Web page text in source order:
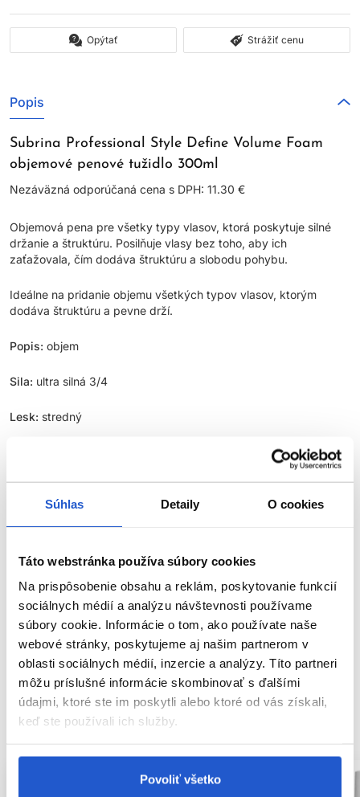
Súhlas Detaily O cookies
Táto webstránka používa súbory cookies
Na prispôsobenie obsahu a reklám, poskytovanie funkcií
sociálnych médií a analýzu návštevnosti používame
súbory cookie. Informácie o tom, ako používate naše
webové stránky, poskytujeme aj našim partnerom v
oblasti sociálnych médií, inzercie a analýzy. Títo partneri
môžu príslušné informácie skombinovať s ďalšími
údajmi, ktoré ste im poskytli alebo ktoré od vás získali,
keď ste používali ich služby.
Povoliť všetko
Opýtať Strážiť cenu
Popis
Subrina Professional Style Define Volume Foam
objemové penové tužidlo 300ml
Nezáväzná odporúčaná cena s DPH: 11.30 €
Objemová pena pre všetky typy vlasov, ktorá poskytuje silné
držanie a štruktúru. Posilňuje vlasy bez toho, aby ich
zaťažovala, čím dodáva štruktúru a slobodu pohybu.
Ideálne na pridanie objemu všetkých typov vlasov, ktorým
dodáva štruktúru a pevne drží.
Popis: objem
Sila: ultra silná 3/4
Lesk: stredný
Aplikácia:vlhké vlasy
Značka
Hodnotenia 2
SÚVISIACE PRODUKTY